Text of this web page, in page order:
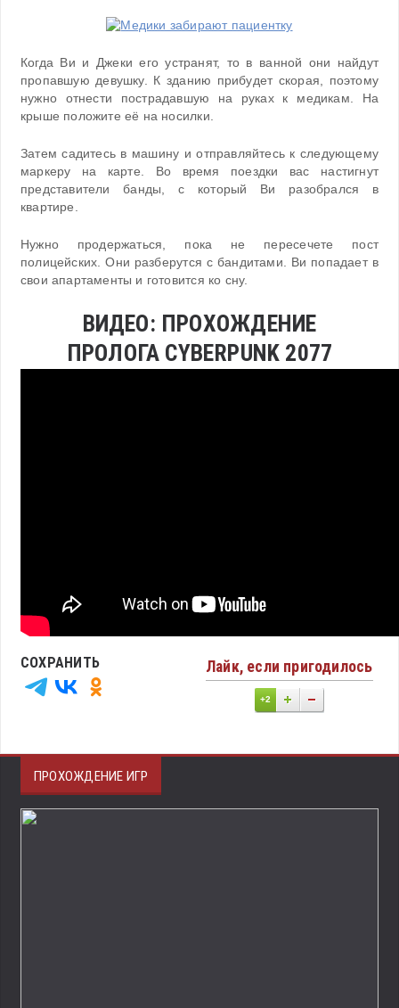
Когда Ви и Джеки его устранят, то в ванной они найдут
пропавшую девушку. К зданию прибудет скорая, поэтому
нужно отнести пострадавшую на руках к медикам. На
крыше положите её на носилки.
Затем садитесь в машину и отправляйтесь к следующему
маркеру на карте. Во время поездки вас настигнут
представители банды, с который Ви разобрался в
квартире.
Нужно продержаться, пока не пересечете пост
полицейских. Они разберутся с бандитами. Ви попадает в
свои апартаменты и готовится ко сну.
ВИДЕО: ПРОХОЖДЕНИЕ
ПРОЛОГА CYBERPUNK 2077
Лайк, если пригодилось
+2
СОХРАНИТЬ
ПРОХОЖДЕНИЕ ИГР